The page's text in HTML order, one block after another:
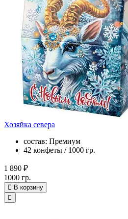
Хозяйка севера
состав: Премиум
42 конфеты / 1000 гр.
1 890 ₽
1000 гр.
В корзину